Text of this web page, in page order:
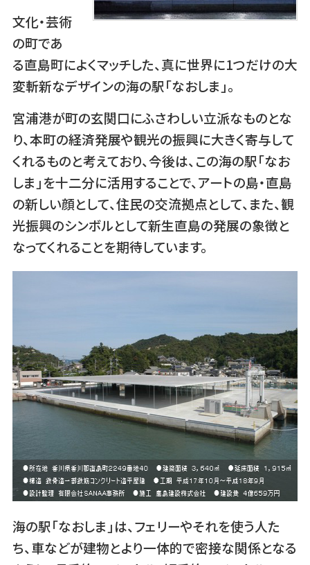
文化・芸術
の町であ
る直島町によくマッチした、真に世界に1つだけの大
変斬新なデザインの海の駅「なおしま」。
宮浦港が町の玄関口にふさわしい立派なものとな
り、本町の経済発展や観光の振興に大きく寄与して
くれるものと考えており、今後は、この海の駅「なお
しま」を十二分に活用することで、アートの島・直島
の新しい顔として、住民の交流拠点として、また、観
光振興のシンボルとして新生直島の発展の象徴と
なってくれることを期待しています。
海の駅「なおしま」は、フェリーやそれを使う人た
ち、車などが建物とより一体的で密接な関係となる